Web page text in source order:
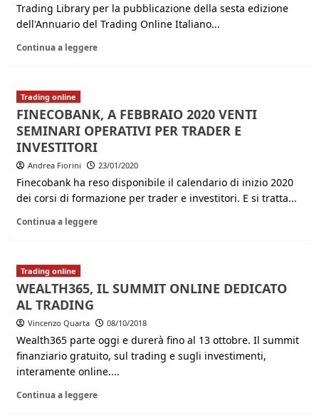
Trading Library per la pubblicazione della sesta edizione
dell'Annuario del Trading Online Italiano...
Continua a leggere
Trading online
FINECOBANK, A FEBBRAIO 2020 VENTI
SEMINARI OPERATIVI PER TRADER E
INVESTITORI
Andrea Fiorini 23/01/2020
Finecobank ha reso disponibile il calendario di inizio 2020
dei corsi di formazione per trader e investitori. E si tratta...
Continua a leggere
Trading online
WEALTH365, IL SUMMIT ONLINE DEDICATO
AL TRADING
Vincenzo Quarta 08/10/2018
Wealth365 parte oggi e durerà fino al 13 ottobre. Il summit
finanziario gratuito, sul trading e sugli investimenti,
interamente online....
Continua a leggere